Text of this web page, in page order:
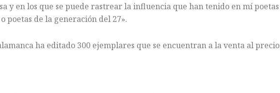
y en los que se puede rastrear la influencia que han tenido en mí poetas
poetas de la generación del 27».
ha editado 300 ejemplares que se encuentran a la venta al precio